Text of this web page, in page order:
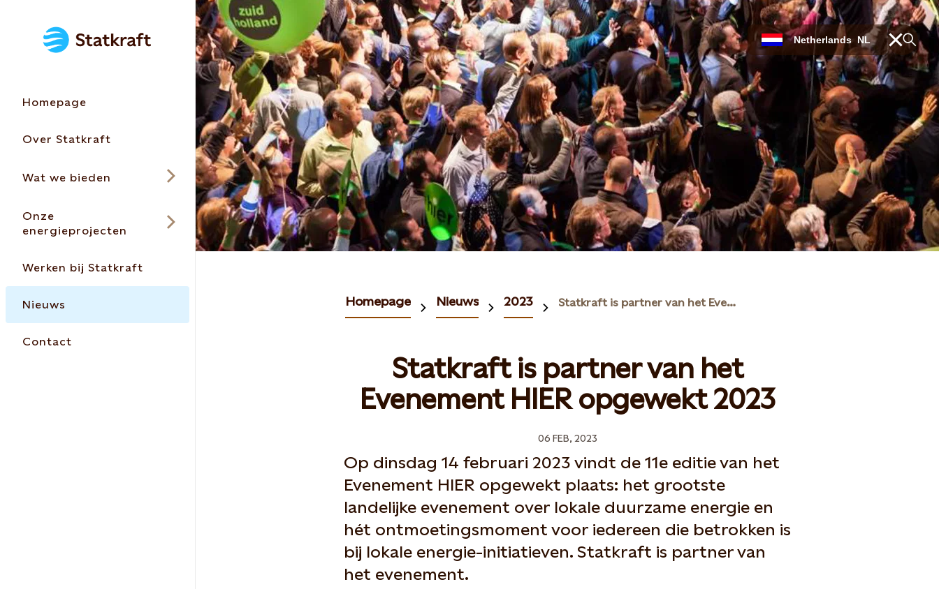
Homepage
Over Statkraft
Wat we bieden
Onze
energieprojecten
Werken bij Statkraft
Nieuws
Contact
Netherlands NL
Homepage Nieuws 2023 Statkraft is partner van het Evenement HIER opgewekt 2023
Statkraft is partner van het
Evenement HIER opgewekt 2023
06 FEB, 2023
Op dinsdag 14 februari 2023 vindt de 11e editie van het
Evenement HIER opgewekt plaats: het grootste
landelijke evenement over lokale duurzame energie en
hét ontmoetingsmoment voor iedereen die betrokken is
bij lokale energie-initiatieven. Statkraft is partner van
het evenement.